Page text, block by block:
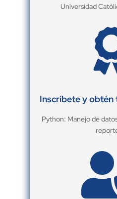
Universidad
Inscríbete y
Python: Manejo de